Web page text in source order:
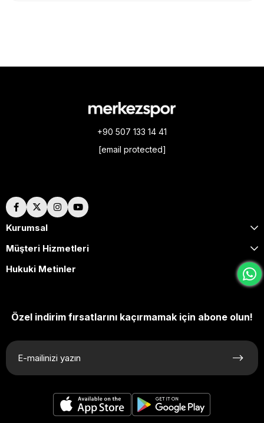
+90 507 133 14 41
[email protected]
Kurumsal
Müşteri Hizmetleri
Hukuki Metinler
Özel indirim fırsatlarını kaçırmamak için abone olun!